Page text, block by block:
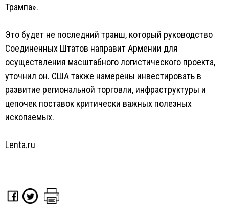
Трампа».
Это будет не последний транш, который руководство
Соединенных Штатов направит Армении для
осуществления масштабного логистического проекта,
уточнил он. США также намерены инвестировать в
развитие региональной торговли, инфраструктуры и
цепочек поставок критически важных полезных
ископаемых.
Lenta.ru